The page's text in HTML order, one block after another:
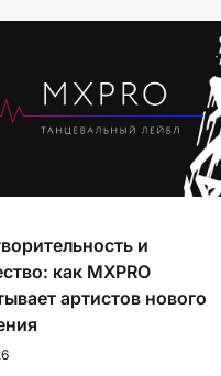
и
как MXPRO
артистов нового